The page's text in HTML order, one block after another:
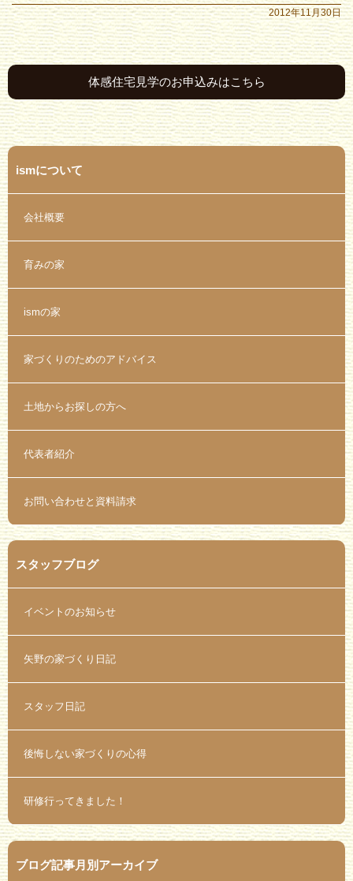
2012年11月30日
体感住宅見学のお申込みはこちら
ismについて
会社概要
育みの家
ismの家
家づくりのためのアドバイス
土地からお探しの方へ
代表者紹介
お問い合わせと資料請求
スタッフブログ
イベントのお知らせ
矢野の家づくり日記
スタッフ日記
後悔しない家づくりの心得
研修行ってきました！
ブログ記事月別アーカイブ